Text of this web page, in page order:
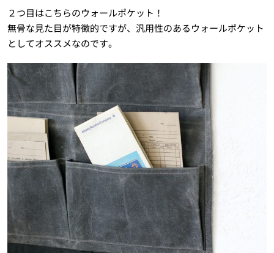
２つ目はこちらのウォールポケット！
無骨な見た目が特徴的ですが、汎用性のあるウォールポケット
としてオススメなのです。